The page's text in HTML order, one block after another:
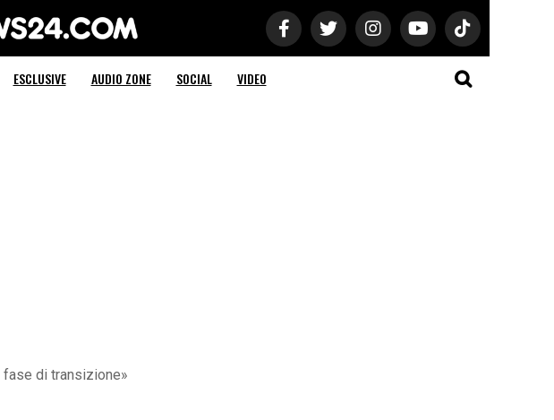
24
ESCLUSIVE AUDIO ZONE SOCIAL VIDEO
fase di transizione»